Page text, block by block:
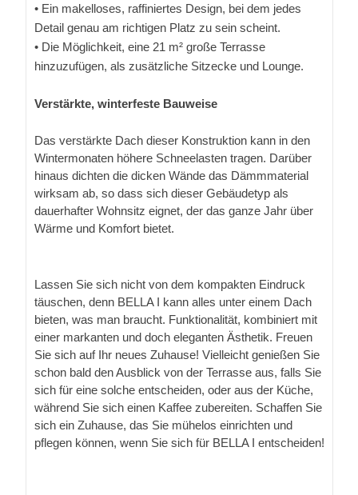
• Ein makelloses, raffiniertes Design, bei dem jedes
Detail genau am richtigen Platz zu sein scheint.
• Die Möglichkeit, eine 21 m² große Terrasse
hinzuzufügen, als zusätzliche Sitzecke und Lounge.
Verstärkte, winterfeste Bauweise
Das verstärkte Dach dieser Konstruktion kann in den
Wintermonaten höhere Schneelasten tragen. Darüber
hinaus dichten die dicken Wände das Dämmmaterial
wirksam ab, so dass sich dieser Gebäudetyp als
dauerhafter Wohnsitz eignet, der das ganze Jahr über
Wärme und Komfort bietet.
Lassen Sie sich nicht von dem kompakten Eindruck
täuschen, denn BELLA I kann alles unter einem Dach
bieten, was man braucht. Funktionalität, kombiniert mit
einer markanten und doch eleganten Ästhetik. Freuen
Sie sich auf Ihr neues Zuhause! Vielleicht genießen Sie
schon bald den Ausblick von der Terrasse aus, falls Sie
sich für eine solche entscheiden, oder aus der Küche,
während Sie sich einen Kaffee zubereiten. Schaffen Sie
sich ein Zuhause, das Sie mühelos einrichten und
pflegen können, wenn Sie sich für BELLA I entscheiden!